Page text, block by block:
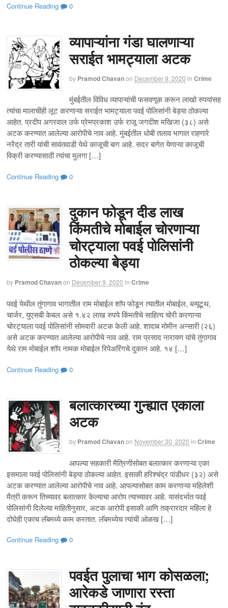
Continue Reading 0
व्यापाऱ्यांना गंडा घालणाऱ्या
सराईत भामट्याला अटक
by Pramod Chavanon December 9, 2020 in Crime
मुंबईतील विविध व्यापाऱ्यांची फसवणूक करून लाखो रुपयांसह
त्यांचा मालाचीही लूट करणाऱ्या सराईत भामट्याला पवई पोलिसांनी बेड्या ठोकल्या
आहेत. प्रदीप अगरवाल उर्फ प्रेमप्रकाश उर्फ राजू जगदीश मखिजा (३८) असे
अटक करण्यात आलेल्या आरोपीचे नाव आहे. मुंबईतील धोबी तलाव भागात राहणारे
नरेंद्र तारी यांची सावंतवाडी येथे काजूची बाग आहे. सदर बागेत येणाऱ्या काजूची
विक्री करण्यासाठी त्यांचा मुलगा […]
Continue Reading 0
दुकान फोडून दीड लाख
किंमतीचे मोबाईल चोरणाऱ्या
चोरट्याला पवई पोलिसांनी
ठोकल्या बेड्या
by Pramod Chavanon December 9, 2020 in Crime
पवई येथील तुंगागाव भागातील राम मोबाईल शॉप फोडून त्यातील मोबाईल, ब्ल्यूटूथ,
चार्जर, युएसबी केबल असे १.४२ लाख रुपये किंमतीचे साहित्य चोरी करणाऱ्या
चोरट्याला पवई पोलिसांनी सोमवारी अटक केली आहे. शादाब मोमीन अन्सारी (२६)
असे अटक करण्यात आलेल्या आरोपीचे नाव आहे. राम प्रसाद नारायण यांचे तुंगागाव
येथे राम मोबाईल शॉप नामक मोबाईल रिपेअरिंगचे दुकान आहे. १४ […]
Continue Reading 0
बलात्कारच्या गुन्ह्यात एकाला
अटक
by Pramod Chavanon November 30, 2020 in Crime
आपल्या सहकारी मैत्रिणीसोबत बलात्कार करणाऱ्या एका
इसमाला पवई पोलिसांनी बेड्या ठोकल्या आहेत. इसाकी हरिश्चंद्र पांडीधर (३२) असे
अटक करण्यात आलेल्या आरोपीचे नाव आहे. आपल्यासोबत काम करणाऱ्या महिलेशी
मैत्री करून तिच्यावर बलात्कार केल्याचा आरोप त्याच्यावर आहे. यासंदर्भात पवई
पोलिसांनी दिलेल्या माहितीनुसार, अटक आरोपी इसाकी आणि तक्रारदार महिला हे
दोघेही एकाच लॅबमध्ये काम करतात. लॅबमध्येच त्यांची ओळख […]
Continue Reading 0
पवईत पुलाचा भाग कोसळला;
आरेकडे जाणारा रस्ता